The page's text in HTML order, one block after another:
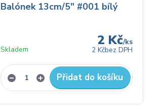
Balónek 13cm/5" #001 bílý
2 Kč/ks
2 Kčbez DPH
Skladem
Přidat do košíku